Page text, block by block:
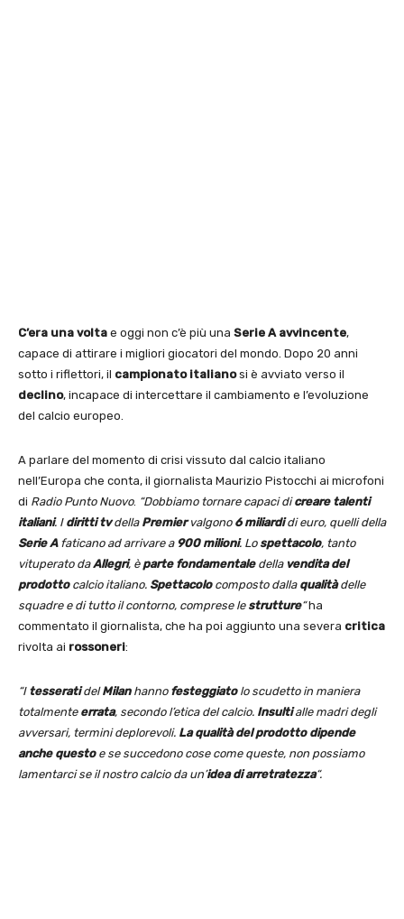
C’era una volta e oggi non c’è più una Serie A avvincente,
capace di attirare i migliori giocatori del mondo. Dopo 20 anni
sotto i riflettori, il campionato italianosi è avviato verso il
declino, incapace di intercettare il cambiamento e l’evoluzione
del calcio europeo.
A parlare del momento di crisi vissuto dal calcio italiano
nell’Europa che conta, il giornalista Maurizio Pistocchi ai microfoni
di Radio Punto Nuovo. “Dobbiamo tornare capaci dicreare talenti
italiani. I diritti tvdella Premiervalgono 6 miliardidi euro, quelli della
Serie Afaticano ad arrivare a 900 milioni. Lo spettacolo, tanto
vituperato daAllegri, èparte fondamentaledella vendita del
prodottocalcio italiano. Spettacolocomposto dalla qualitàdelle
squadre e di tutto il contorno, comprese le strutture“ha
commentato il giornalista, che ha poi aggiunto una severa critica
rivolta ai rossoneri:
“I tesseratidelMilanhanno festeggiatolo scudetto in maniera
totalmente errata, secondo l’etica del calcio. Insultialle madri degli
avversari, termini deplorevoli. La qualità del prodotto dipende
anche questoe se succedono cose come queste, non possiamo
lamentarci se il nostro calcio da un’idea di arretratezza“.